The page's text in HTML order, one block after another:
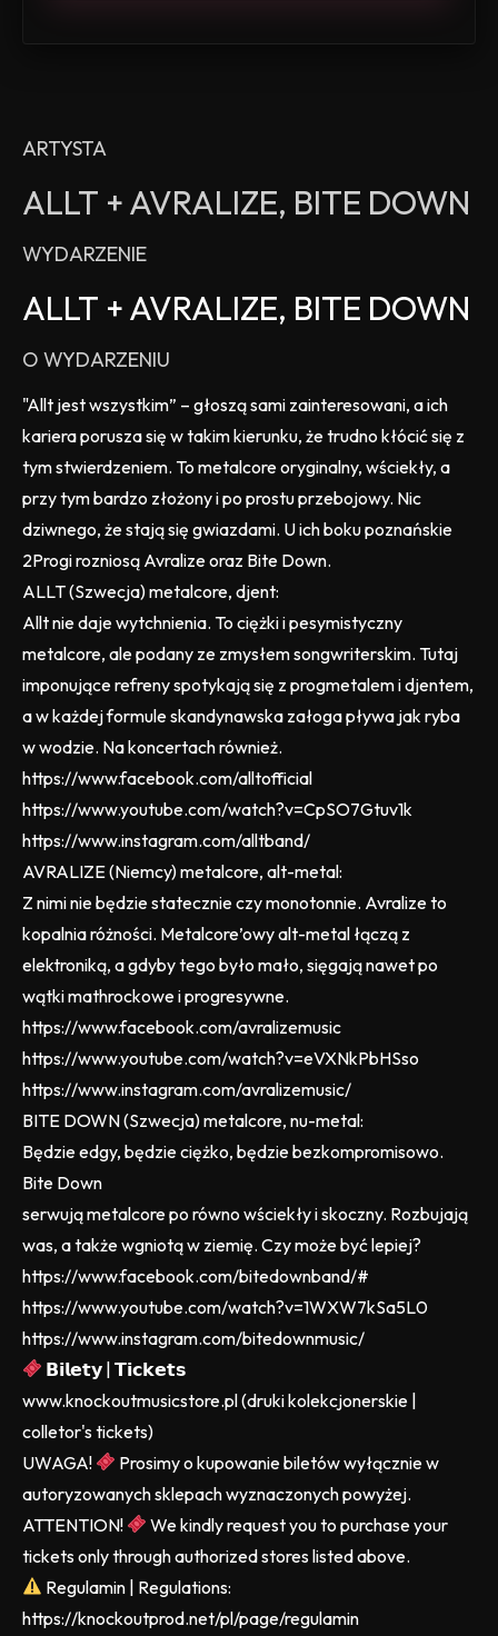
ARTYSTA
ALLT + AVRALIZE, BITE DOWN
WYDARZENIE
ALLT + AVRALIZE, BITE DOWN
O WYDARZENIU
"Allt jest wszystkim” – głoszą sami zainteresowani, a ich
kariera porusza się w takim kierunku, że trudno kłócić się z
tym stwierdzeniem. To metalcore oryginalny, wściekły, a
przy tym bardzo złożony i po prostu przebojowy. Nic
dziwnego, że stają się gwiazdami. U ich boku poznańskie
2Progi rozniosą Avralize oraz Bite Down.
ALLT (Szwecja) metalcore, djent:
Allt nie daje wytchnienia. To ciężki i pesymistyczny
metalcore, ale podany ze zmysłem songwriterskim. Tutaj
imponujące refreny spotykają się z progmetalem i djentem,
a w każdej formule skandynawska załoga pływa jak ryba
w wodzie. Na koncertach również.
https://www.facebook.com/alltofficial
https://www.youtube.com/watch?v=CpSO7Gtuv1k
https://www.instagram.com/alltband/
AVRALIZE (Niemcy) metalcore, alt-metal:
Z nimi nie będzie statecznie czy monotonnie. Avralize to
kopalnia różności. Metalcore’owy alt-metal łączą z
elektroniką, a gdyby tego było mało, sięgają nawet po
wątki mathrockowe i progresywne.
https://www.facebook.com/avralizemusic
https://www.youtube.com/watch?v=eVXNkPbHSso
https://www.instagram.com/avralizemusic/
BITE DOWN (Szwecja) metalcore, nu-metal:
Będzie edgy, będzie ciężko, będzie bezkompromisowo.
Bite Down
serwują metalcore po równo wściekły i skoczny. Rozbujają
was, a także wgniotą w ziemię. Czy może być lepiej?
https://www.facebook.com/bitedownband/#
https://www.youtube.com/watch?v=1WXW7kSa5L0
https://www.instagram.com/bitedownmusic/
𝗕𝗶𝗹𝗲𝘁𝘆 | 𝗧𝗶𝗰𝗸𝗲𝘁𝘀
www.knockoutmusicstore.pl (druki kolekcjonerskie |
colletor's tickets)
UWAGA!
Prosimy o kupowanie biletów wyłącznie w
autoryzowanych sklepach wyznaczonych powyżej.
ATTENTION!
We kindly request you to purchase your
tickets only through authorized stores listed above.
Regulamin | Regulations:
https://knockoutprod.net/pl/page/regulamin